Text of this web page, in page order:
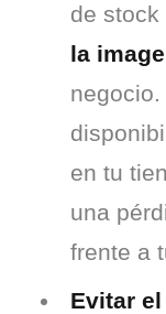
de stock
la
en tu
una
frente a
Evitar